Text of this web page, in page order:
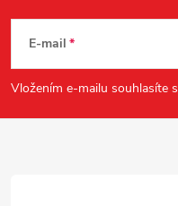
p
a
E-mail
Vložením e-mailu souhlasíte s